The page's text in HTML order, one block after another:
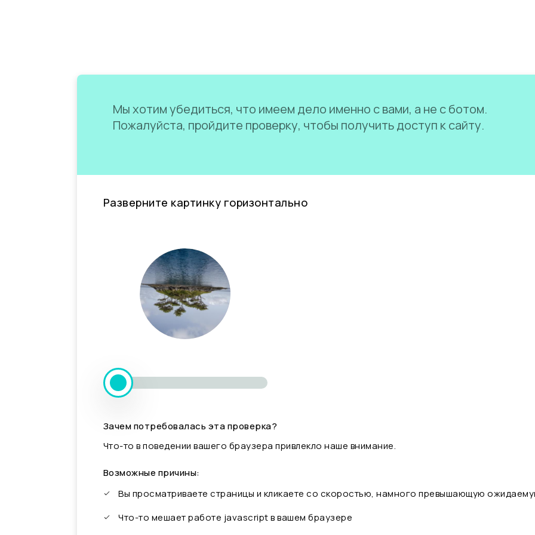
Мы хотим убедиться, что имеем дело именно с вами, а не с ботом.
Пожалуйста, пройдите проверку, чтобы получить доступ к сайту.
Разверните картинку горизонтально
Зачем потребовалась эта проверка?
Что-то в поведении вашего браузера привлекло наше внимание.
Возможные причины:
Вы просматриваете страницы и кликаете со скоростью, намного превышающую
Что-то мешает работе javascript в вашем браузере